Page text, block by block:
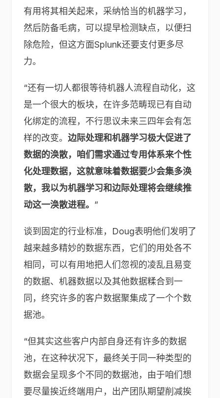
有用将其相关起来，采纳恰当的机器学习，
然后防备毛病，可以提早检测缺点，以便扫
除危险，但这方面Splunk还要支付更多尽
力。
“还有一切人都很等待机器人流程自动化，这
是一个很大的板块，在许多范畴现已有自动
化绑定的流程，不行思议未来三四年会有怎
样的改变。 边际处理和机器学习极大促进了
数据的涣散，咱们需求通过专用体系来个性
化处理数据，这就意味着数据要少会集多涣
散，我以为机器学习和边际处理将会继续推
动这一涣散进程。 ”
谈到固定的行业标准，Doug表明他们发明了
越来越多精妙的数据东西，它们的用处各不
相同，可以有用地把人们忽视的凌乱且易变
的数据、机器数据以及其他数据糅合到一
同，终究许多的客户数据聚集成了一个个数
据池。
“但其实这些客户内部自身还有许多的数据
池，在这种状况下，最终关于同一种类型的
数据会呈现多个不同的数据池，由于咱们想
要尽量挨近终端用户，出产团队期望削减挨